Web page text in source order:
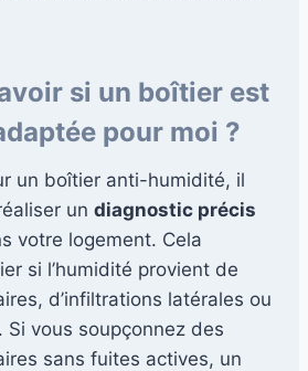
si un boîtier est
pour moi ?
un boîtier anti-humidité, il
un diagnostic précis
votre logement. Cela
si l’humidité provient de
d’infiltrations latérales ou
vous soupçonnez des
sans fuites actives, un